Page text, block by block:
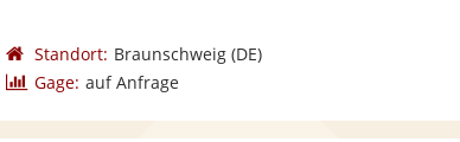
Standort: Braunschweig(DE)
Gage: auf Anfrage